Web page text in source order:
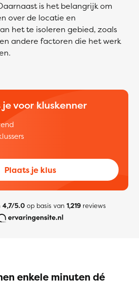
is het belangrijk om
over de locatie en
het te isoleren gebied, zoals
andere factoren die het werk
voor kluskenner
Plaats je klus
4,7/5.0op basis van 1,219reviews
enkele minuten dé